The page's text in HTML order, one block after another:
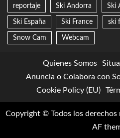
reportaje Ski Andorra Ski
Ski España Ski France ski
Snow Cam Webcam
Quienes Somos
Anuncia o Colabora con
Cookie Policy (EU)
Copyright © Todos los derechos
AF